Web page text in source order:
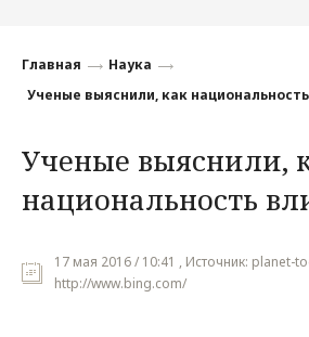
Финансы
Наука
Культура
Общество
Главная
Наука
Ученые выяснили, как
Ученые выяснили,
национальность
17 мая 2016 / 10:41 , Источник: planet-
http://www.bing.com/